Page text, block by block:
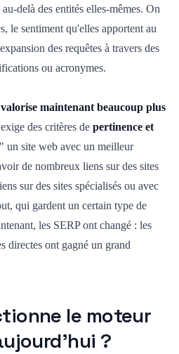
delà des entités elles-mêmes. On
le sentiment qu'elles apportent au
des requêtes à travers des
ou acronymes.
maintenant beaucoup plus
des critères de pertinence et
un site web avec un meilleur
de nombreux liens sur des sites
sur des sites spécialisés ou avec
qui gardent un certain type de
les SERP ont changé : les
directes ont gagné un grand
le moteur
?